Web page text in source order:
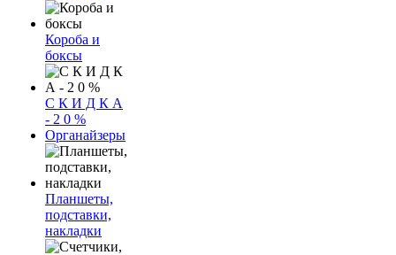
Короба и
боксы
С К И Д К А
- 2 0 %
Органайзеры
Планшеты,
подставки,
накладки